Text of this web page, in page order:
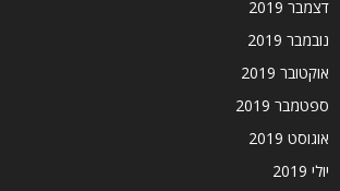
דצמבר 2019
נובמבר 2019
אוקטובר 2019
ספטמבר 2019
אוגוסט 2019
יולי 2019